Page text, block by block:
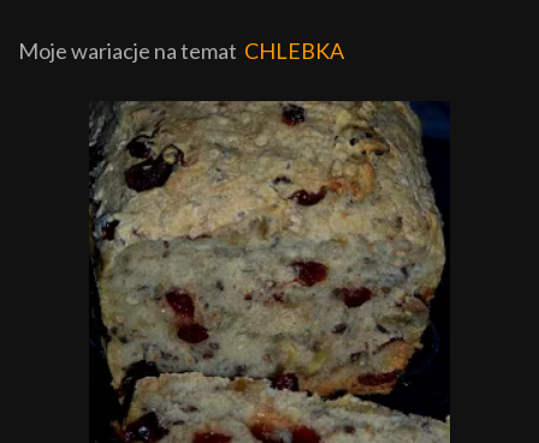
Moje wariacje na temat CHLEBKA